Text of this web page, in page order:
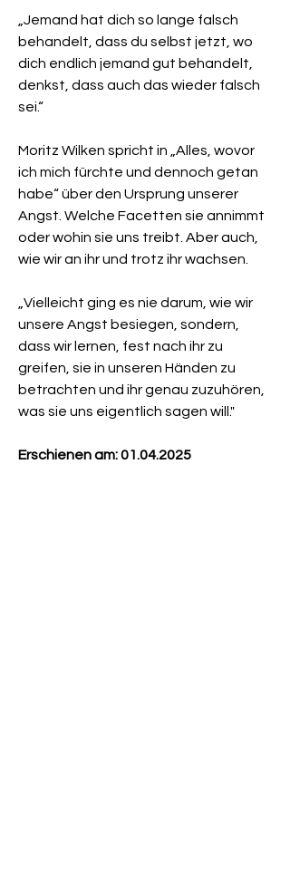
„Jemand hat dich so lange falsch
behandelt, dass du selbst jetzt, wo
dich endlich jemand gut behandelt,
denkst, dass auch das wieder falsch
sei.“
Moritz Wilken spricht in „Alles, wovor
ich mich fürchte und dennoch getan
habe“ über den Ursprung unserer
Angst. Welche Facetten sie annimmt
oder wohin sie uns treibt. Aber auch,
wie wir an ihr und trotz ihr wachsen.
„Vielleicht ging es nie darum, wie wir
unsere Angst besiegen, sondern,
dass wir lernen, fest nach ihr zu
greifen, sie in unseren Händen zu
betrachten und ihr genau zuzuhören,
was sie uns eigentlich sagen will."
Erschienen am: 01.04.2025